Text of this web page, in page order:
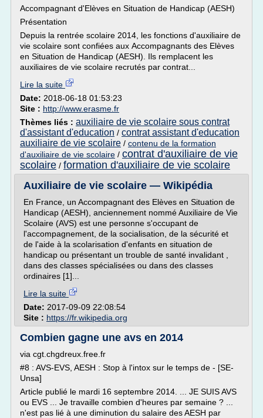
Accompagnant d'Elèves en Situation de Handicap (AESH)
Présentation
Depuis la rentrée scolaire 2014, les fonctions d'auxiliaire de
vie scolaire sont confiées aux Accompagnants des Elèves
en Situation de Handicap (AESH). Ils remplacent les
auxiliaires de vie scolaire recrutés par contrat...
Lire la suite
Date: 2018-06-18 01:53:23
Site : http://www.erasme.fr
Thèmes liés : auxiliaire de vie scolaire sous contrat
d'assistant d'education / contrat assistant d'education
auxiliaire de vie scolaire / contenu de la formation
d'auxiliaire de vie scolaire / contrat d'auxiliaire de vie
scolaire / formation d'auxiliaire de vie scolaire
Auxiliaire de vie scolaire — Wikipédia
En France, un Accompagnant des Elèves en Situation de
Handicap (AESH), anciennement nommé Auxiliaire de Vie
Scolaire (AVS) est une personne s'occupant de
l'accompagnement, de la socialisation, de la sécurité et
de l'aide à la scolarisation d'enfants en situation de
handicap ou présentant un trouble de santé invalidant ,
dans des classes spécialisées ou dans des classes
ordinaires [1]...
Lire la suite
Date: 2017-09-09 22:08:54
Site : https://fr.wikipedia.org
Combien gagne une avs en 2014
via cgt.chgdreux.free.fr
#8 : AVS-EVS, AESH : Stop à l'intox sur le temps de - [SE-
Unsa]
Article publié le mardi 16 septembre 2014. ... JE SUIS AVS
ou EVS ... Je travaille combien d'heures par semaine ? ...
n'est pas lié à une diminution du salaire des AESH par